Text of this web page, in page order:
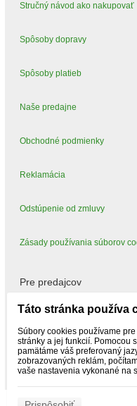
Stručný návod ako nakupovať
Spôsoby dopravy
Spôsoby platieb
Naše predajne
Obchodné podmienky
Reklamácia
Odstúpenie od zmluvy
Zásady používania súborov
Pre predajcov
Mám záujem predávať
Táto stránka používa
Súbory cookies používame
stránky a jej funkcií. Pomocou
pamätáme váš preferovaný
zobrazovaných reklám,
vaše nastavenia vykonané na